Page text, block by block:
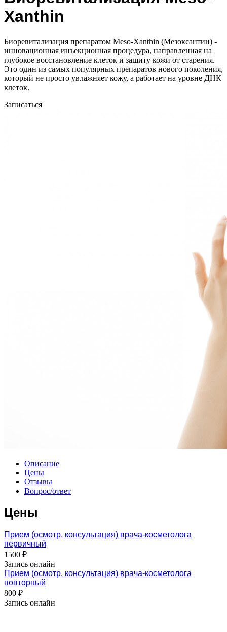
Xanthin
Биоревитализация препаратом Meso-Xanthin (Мезоксантин) -
инновационная инъекционная процедура, направленная на
глубокое восстановление клеток и защиту кожи от старения.
Это один из самых популярных препаратов нового поколения,
который не просто увлажняет кожу, а работает на уровне ДНК
клеток.
Записаться
Описание
Цены
Отзывы
Вопрос/ответ
Цены
Прием (осмотр, консультация) врача-косметолога
первичный
1500 ₽
Запись онлайн
Прием (осмотр, консультация) врача-косметолога
повторный
800 ₽
Запись онлайн